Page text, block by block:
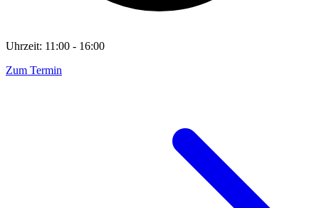
Uhrzeit: 11:00 - 16:00
Zum Termin